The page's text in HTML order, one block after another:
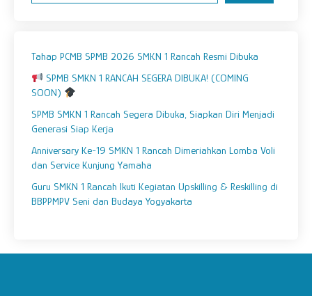
Tahap PCMB SPMB 2026 SMKN 1 Rancah Resmi Dibuka
SPMB SMKN 1 RANCAH SEGERA DIBUKA! (COMING
SOON)
SPMB SMKN 1 Rancah Segera Dibuka, Siapkan Diri Menjadi
Generasi Siap Kerja
Anniversary Ke-19 SMKN 1 Rancah Dimeriahkan Lomba Voli
dan Service Kunjung Yamaha
Guru SMKN 1 Rancah Ikuti Kegiatan Upskilling & Reskilling di
BBPPMPV Seni dan Budaya Yogyakarta